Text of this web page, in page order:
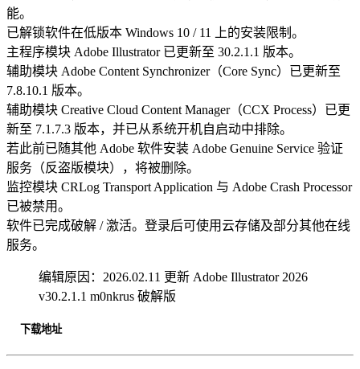
能。
已解锁软件在低版本 Windows 10 / 11 上的安装限制。
主程序模块 Adobe Illustrator 已更新至 30.2.1.1 版本。
辅助模块 Adobe Content Synchronizer（Core Sync）已更新至
7.8.10.1 版本。
辅助模块 Creative Cloud Content Manager（CCX Process）已更
新至 7.1.7.3 版本，并已从系统开机自启动中排除。
若此前已随其他 Adobe 软件安装 Adobe Genuine Service 验证
服务（反盗版模块），将被删除。
监控模块 CRLog Transport Application 与 Adobe Crash Processor
已被禁用。
软件已完成破解 / 激活。登录后可使用云存储及部分其他在线
服务。
编辑原因：2026.02.11 更新 Adobe Illustrator 2026
v30.2.1.1 m0nkrus 破解版
下载地址